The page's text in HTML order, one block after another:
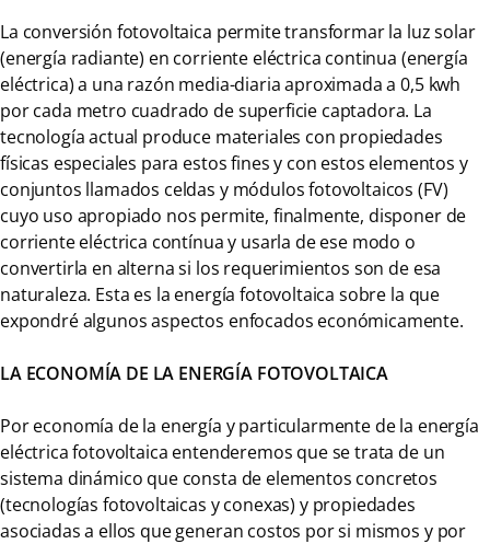
La conversión fotovoltaica permite transformar la luz solar
(energía radiante) en corriente eléctrica continua (energía
eléctrica) a una razón media-diaria aproximada a 0,5 kwh
por cada metro cuadrado de superficie captadora. La
tecnología actual produce materiales con propiedades
físicas especiales para estos fines y con estos elementos y
conjuntos llamados celdas y módulos fotovoltaicos (FV)
cuyo uso apropiado nos permite, finalmente, disponer de
corriente eléctrica contínua y usarla de ese modo o
convertirla en alterna si los requerimientos son de esa
naturaleza. Esta es la energía fotovoltaica sobre la que
expondré algunos aspectos enfocados económicamente.
LA ECONOMÍA DE LA ENERGÍA FOTOVOLTAICA
Por economía de la energía y particularmente de la energía
eléctrica fotovoltaica entenderemos que se trata de un
sistema dinámico que consta de elementos concretos
(tecnologías fotovoltaicas y conexas) y propiedades
asociadas a ellos que generan costos por si mismos y por